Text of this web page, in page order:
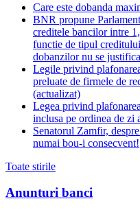
Care este dobanda
BNR propune
creditele bancilor intre
functie de tipul
dobanzilor nu se justifica
Legile privind
preluate de firmele de
(actualizat)
Legea privind
inclusa pe ordinea de
Senatorul Zamfir,
numai bou-i consecvent!
Toate stirile
Anunturi banci